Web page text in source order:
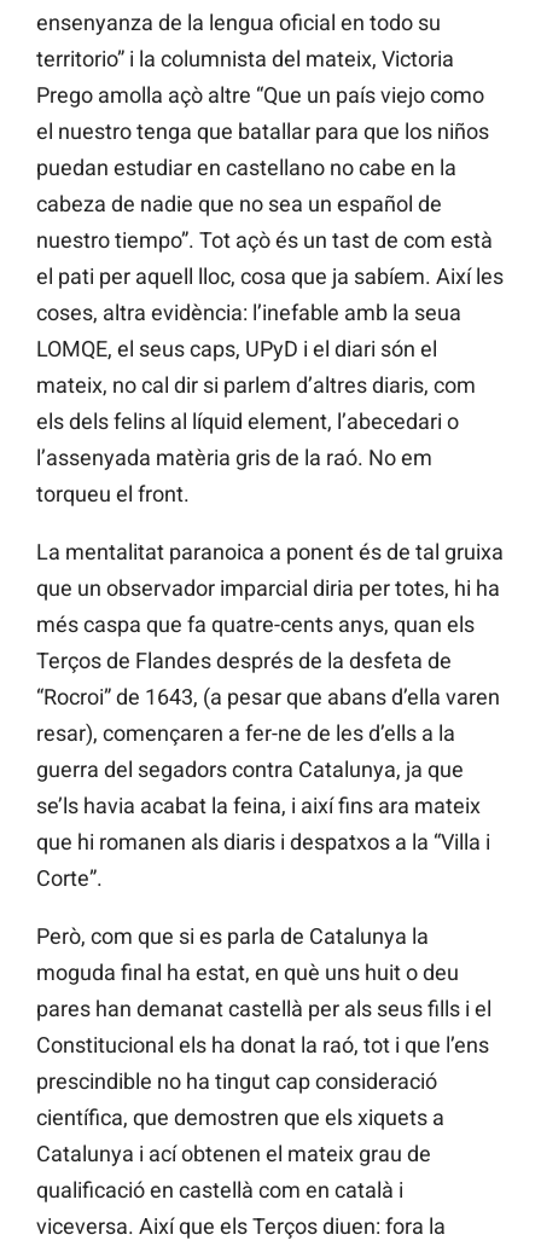
ensenyanza de la lengua oficial en todo su
territorio” i la columnista del mateix, Victoria
Prego amolla açò altre “Que un país viejo como
el nuestro tenga que batallar para que los niños
puedan estudiar en castellano no cabe en la
cabeza de nadie que no sea un español de
nuestro tiempo”. Tot açò és un tast de com està
el pati per aquell lloc, cosa que ja sabíem. Així les
coses, altra evidència: l’inefable amb la seua
LOMQE, el seus caps, UPyD i el diari són el
mateix, no cal dir si parlem d’altres diaris, com
els dels felins al líquid element, l’abecedari o
l’assenyada matèria gris de la raó. No em
torqueu el front.
La mentalitat paranoica a ponent és de tal gruixa
que un observador imparcial diria per totes, hi ha
més caspa que fa quatre-cents anys, quan els
Terços de Flandes després de la desfeta de
“Rocroi” de 1643, (a pesar que abans d’ella varen
resar), començaren a fer-ne de les d’ells a la
guerra del segadors contra Catalunya, ja que
se’ls havia acabat la feina, i així fins ara mateix
que hi romanen als diaris i despatxos a la “Villa i
Corte”.
Però, com que si es parla de Catalunya la
moguda final ha estat, en què uns huit o deu
pares han demanat castellà per als seus fills i el
Constitucional els ha donat la raó, tot i que l’ens
prescindible no ha tingut cap consideració
científica, que demostren que els xiquets a
Catalunya i ací obtenen el mateix grau de
qualificació en castellà com en català i
viceversa. Així que els Terços diuen: fora la